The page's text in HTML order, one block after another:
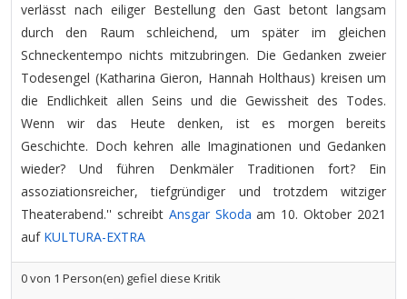
verlässt nach eiliger Bestellung den Gast betont langsam
durch den Raum schleichend, um später im gleichen
Schneckentempo nichts mitzubringen. Die Gedanken zweier
Todesengel (Katharina Gieron, Hannah Holthaus) kreisen um
die Endlichkeit allen Seins und die Gewissheit des Todes.
Wenn wir das Heute denken, ist es morgen bereits
Geschichte. Doch kehren alle Imaginationen und Gedanken
wieder? Und führen Denkmäler Traditionen fort? Ein
assoziationsreicher, tiefgründiger und trotzdem witziger
Theaterabend.'' schreibt Ansgar Skoda am 10. Oktober 2021
auf KULTURA-EXTRA
0von 1 Person(en) gefiel diese Kritik